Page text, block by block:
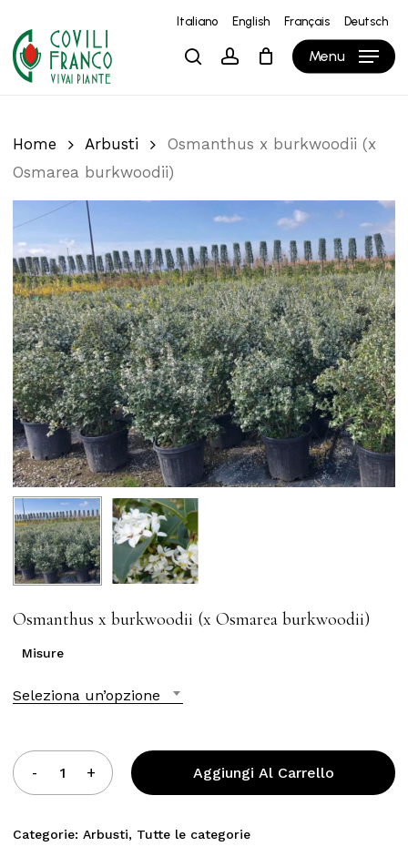
main
content
Italiano English Français Deutsch
searchaccount Menu
Carrello Close
Cart
Home Arbusti
Osmanthus x burkwoodii (x
Osmarea burkwoodii)
Osmanthus x burkwoodii (x Osmarea burkwoodii)
Misure
Seleziona un’opzione
Aggiungi Al Carrello
Categorie: Arbusti, Tutte le categorie